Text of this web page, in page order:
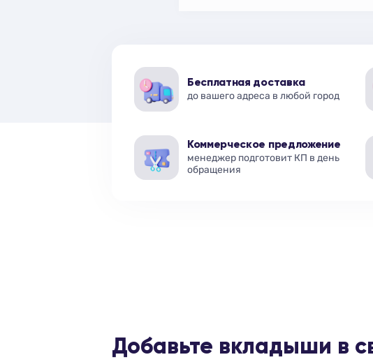
Бесплатная доставка
до вашего адреса в любой город
Коммерческое предложение
менеджер подготовит КП в день
обращения
Добавьте вкладыши в